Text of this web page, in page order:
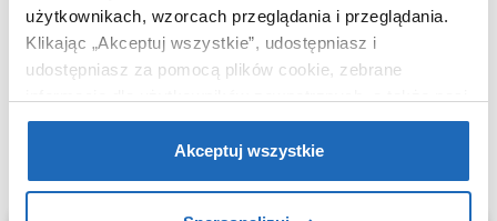
użytkownikach, wzorcach przeglądania i przeglądania.
Klikając „Akceptuj wszystkie”, udostępniasz i
udostępniasz za pomocą plików cookie, zebrane
partnerzy reklamowi.Jeśli chcesz, włącz „Tylko
wymagane pliki cookie”.Pamiętaj jednak, że
zablokowane niektóre pliki cookie mogą mieć wpływ na
Akceptuj wszystkie